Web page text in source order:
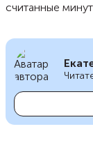
считанные